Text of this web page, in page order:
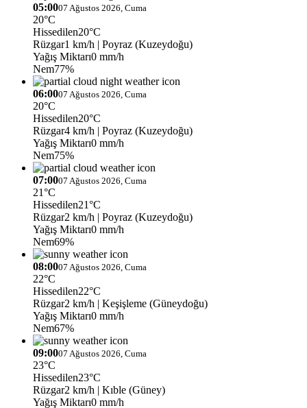
05:0007 Ağustos 2026, Cuma
20°C
Hissedilen20°C
Rüzgar1 km/h | Poyraz (Kuzeydoğu)
Yağış Miktarı0 mm/h
Nem77%
06:0007 Ağustos 2026, Cuma
20°C
Hissedilen20°C
Rüzgar4 km/h | Poyraz (Kuzeydoğu)
Yağış Miktarı0 mm/h
Nem75%
07:0007 Ağustos 2026, Cuma
21°C
Hissedilen21°C
Rüzgar2 km/h | Poyraz (Kuzeydoğu)
Yağış Miktarı0 mm/h
Nem69%
08:0007 Ağustos 2026, Cuma
22°C
Hissedilen22°C
Rüzgar2 km/h | Keşişleme (Güneydoğu)
Yağış Miktarı0 mm/h
Nem67%
09:0007 Ağustos 2026, Cuma
23°C
Hissedilen23°C
Rüzgar2 km/h | Kıble (Güney)
Yağış Miktarı0 mm/h